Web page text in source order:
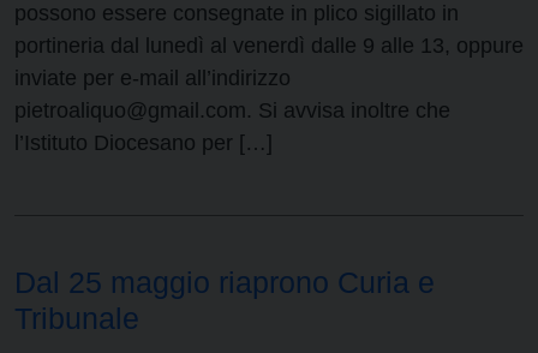
possono essere consegnate in plico sigillato in
portineria dal lunedì al venerdì dalle 9 alle 13, oppure
inviate per e-mail all’indirizzo
pietroaliquo@gmail.com. Si avvisa inoltre che
l’Istituto Diocesano per […]
Dal 25 maggio riaprono Curia e
Tribunale